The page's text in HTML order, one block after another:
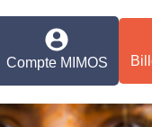
Compte MIMOS